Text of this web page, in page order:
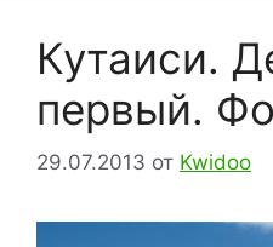
Кутаиси.
первый.
29.07.2013 от Kwidoo